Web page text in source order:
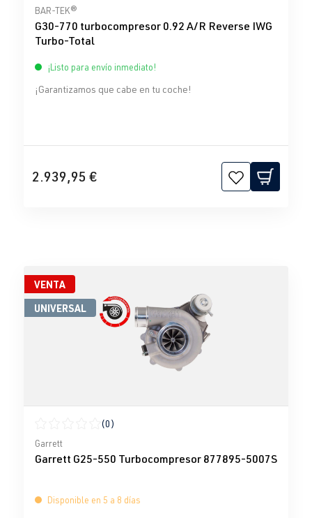
Calificación promedio de 0 de 5 estrellas
BAR-TEK®
G30-770 turbocompresor 0.92 A/R Reverse IWG
Turbo-Total
¡Listo para envío inmediato!
¡Garantizamos que cabe en tu coche!
2.939,95 €
VENTA
UNIVERSAL
Calificación promedio de 0 de 5 estrellas
(0)
Garrett
Garrett G25-550 Turbocompresor 877895-5007S
Disponible en 5 a 8 días